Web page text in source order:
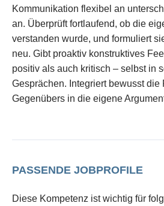
Kommunikation flexibel an
an. Überprüft fortlaufend, ob die
verstanden wurde, und formuliert
neu. Gibt proaktiv konstruktives
positiv als auch kritisch – selbst in
Gesprächen. Integriert bewusst die
Gegenübers in die eigene
PASSENDE JOBPROFILE
Diese Kompetenz ist wichtig für